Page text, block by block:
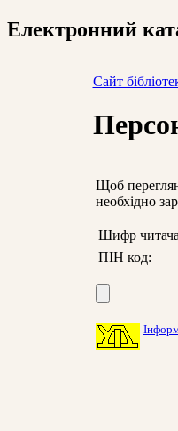
Електронний
Сайт
Щоб
необхідно
Шифр
ПІН код: